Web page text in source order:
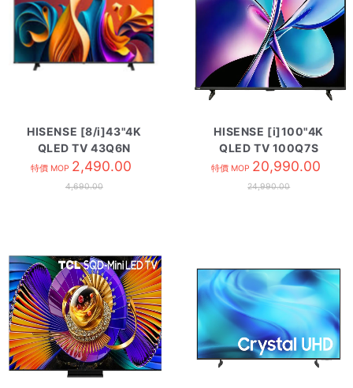
HISENSE [8/i]43"4K
QLED TV 43Q6N
特價 MOP 2,490.00
4,690.00
HISENSE [i]100"4K
QLED TV 100Q7S
特價 MOP 20,990.00
24,990.00